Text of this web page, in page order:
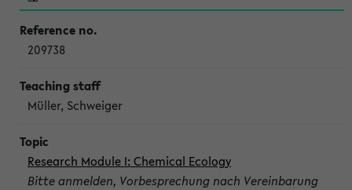
209738
Müller, Schweiger
Research Module I: Chemical Ecology
Bitte anmelden, Vorbesprechung nach Vereinbarung